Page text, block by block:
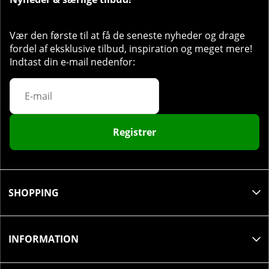
Vær den første til at få de seneste nyheder og drage
fordel af eksklusive tilbud, inspiration og meget mere!
Indtast din e-mail nedenfor:
Registrer
SHOPPING
INFORMATION